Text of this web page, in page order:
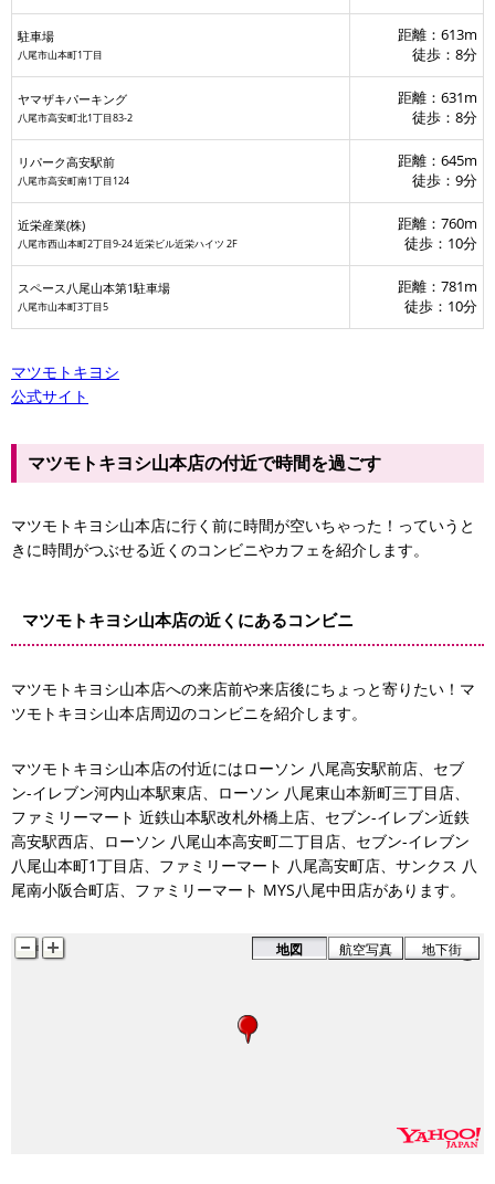
駐車場
八尾市山本町1丁目
距離：613m
徒歩：8分
ヤマザキパーキング
八尾市高安町北1丁目83-2
距離：631m
徒歩：8分
リパーク高安駅前
八尾市高安町南1丁目124
距離：645m
徒歩：9分
近栄産業(株)
八尾市西山本町2丁目9-24 近栄ビル近栄ハイツ 2F
距離：760m
徒歩：10分
スペース八尾山本第1駐車場
八尾市山本町3丁目5
距離：781m
徒歩：10分
マツモトキヨシ
公式サイト
マツモトキヨシ山本店の付近で時間を過ごす
マツモトキヨシ山本店に行く前に時間が空いちゃった！っていうと
きに時間がつぶせる近くのコンビニやカフェを紹介します。
マツモトキヨシ山本店の近くにあるコンビニ
マツモトキヨシ山本店への来店前や来店後にちょっと寄りたい！マ
ツモトキヨシ山本店周辺のコンビニを紹介します。
マツモトキヨシ山本店の付近にはローソン 八尾高安駅前店、セブ
ン-イレブン河内山本駅東店、ローソン 八尾東山本新町三丁目店、
ファミリーマート 近鉄山本駅改札外橋上店、セブン-イレブン近鉄
高安駅西店、ローソン 八尾山本高安町二丁目店、セブン-イレブン
八尾山本町1丁目店、ファミリーマート 八尾高安町店、サンクス 八
尾南小阪合町店、ファミリーマート MYS八尾中田店があります。
セブン-イレブン河内山本駅東店
ファミリーマート 近鉄山本駅改札外橋上店
地図 航空写真 地下街